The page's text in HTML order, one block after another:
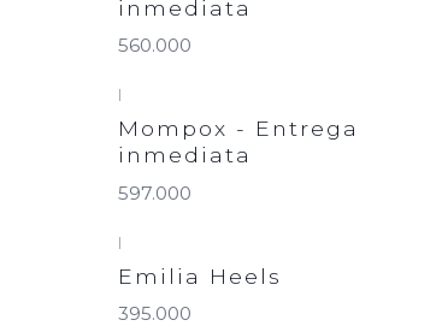
inmediata
560.000
|
Mompox - Entrega
inmediata
597.000
|
Emilia Heels
395.000